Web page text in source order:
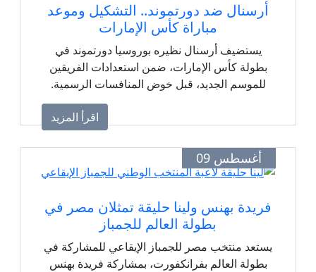
أرسنال ضد دورتموند.. التشكيل وموعد
مباراة كأس الإمارات
يستضيف أرسنال نظيره بوروسيا دورتموند في
بطولة كأس الإمارات، ضمن استعدادات الفريقين
للموسم الجديد، قبل خوض المنافسات الرسمية.
اقرأ المزيد
أغسطس 09
فريدة بهنس ولينا حليقة تمثلان مصر في
بطولة العالم للجمباز
يستعد منتخب مصر للجمباز الإيقاعي للمشاركة في
بطولة العالم بفرانكفورت، بمشاركة فريدة بهنس